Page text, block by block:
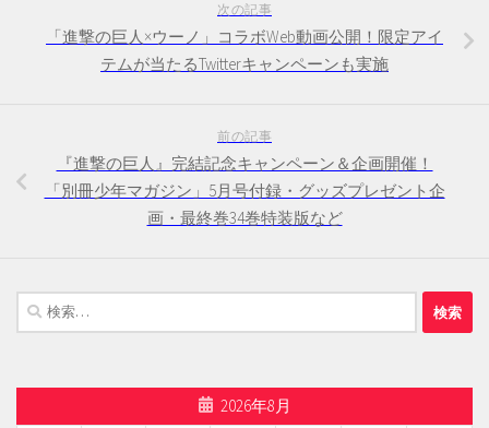
次の記事
「進撃の巨人×ウーノ」コラボWeb動画公開！限定アイ
テムが当たるTwitterキャンペーンも実施
前の記事
『進撃の巨人』完結記念キャンペーン＆企画開催！
「別冊少年マガジン」5月号付録・グッズプレゼント企
画・最終巻34巻特装版など
検
索:
2026年8月